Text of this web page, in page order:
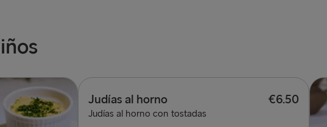
Judías al horno €6.50
Judías al horno con tostadas